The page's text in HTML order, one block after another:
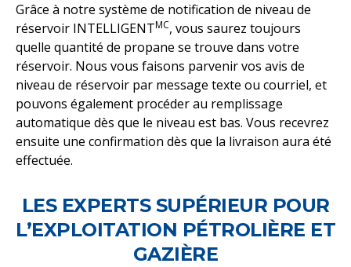
Grâce à notre système de notification de niveau de
réservoir INTELLIGENTMC, vous saurez toujours
quelle quantité de propane se trouve dans votre
réservoir. Nous vous faisons parvenir vos avis de
niveau de réservoir par message texte ou courriel, et
pouvons également procéder au remplissage
automatique dès que le niveau est bas. Vous recevrez
ensuite une confirmation dès que la livraison aura été
effectuée.
LES EXPERTS SUPÉRIEUR POUR
L’EXPLOITATION PÉTROLIÈRE ET
GAZIÈRE